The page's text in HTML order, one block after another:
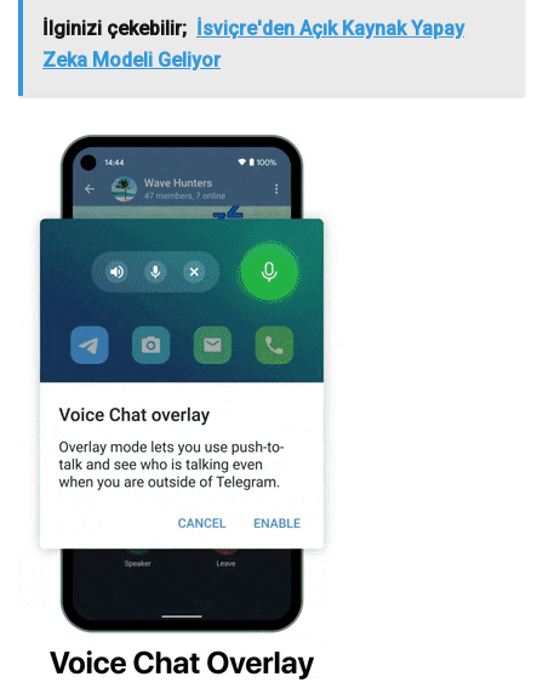
İlginizi çekebilir; İsviçre'den Açık Kaynak Yapay
Zeka Modeli Geliyor